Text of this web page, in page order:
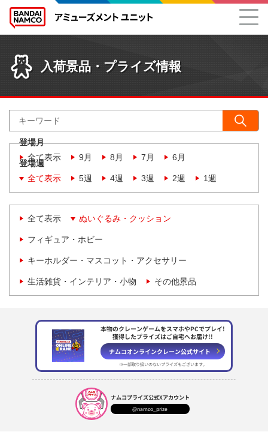
入荷景品・プライズ情報
登場月
全て表示
9月 8月 7月 6月
登場週
全て表示
5週 4週 3週 2週 1週
全て表示 ぬいぐるみ・クッション
フィギュア・ホビー
キーホルダー・マスコット・アクセサリー
生活雑貨・インテリア・小物 その他景品
本物のクレーンゲームをスマホやPCでプレイ!
獲得したプライズはご自宅へお届け!!
ナムコオンラインクレーン公式サイト
※一部取り扱いのないプライズもございます。
ナムコプライズ公式Xアカウント
@namco_prize